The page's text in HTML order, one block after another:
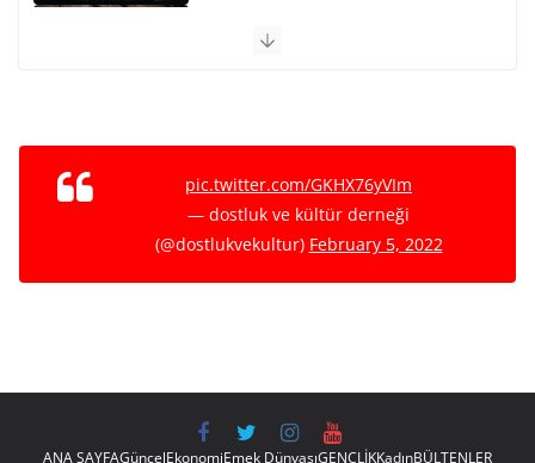
PARİS KOMÜNÜ SON BARİKAT
15 Mayıs 2026
pic.twitter.com/GKHX76yVIm
— dostluk ve kültür derneği
(@dostlukvekultur) February 5, 2022
ANA SAYFAGüncelEkonomiEmek DünyasıGENÇLİKKadınBÜLTENLER